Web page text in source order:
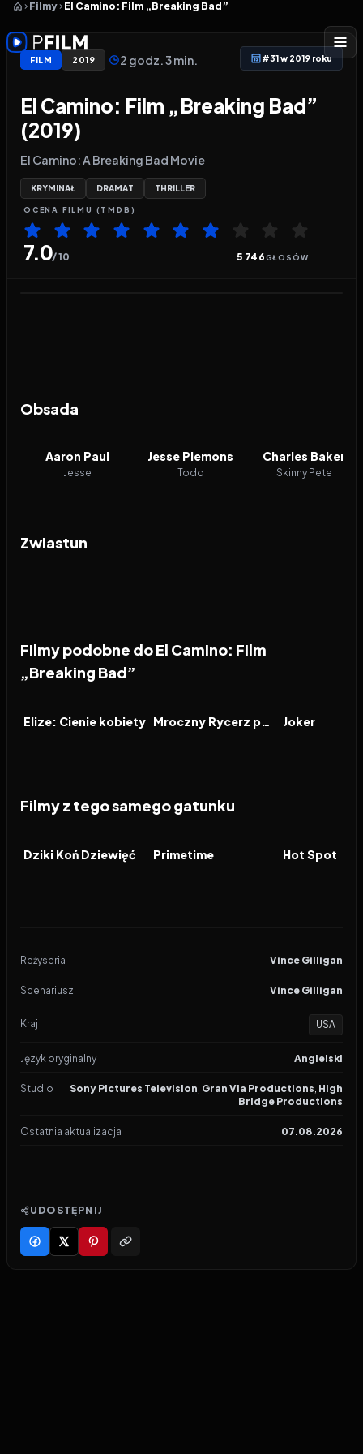
Filmy El Camino: Film „Breaking Bad”
FILM 2019 2 godz. 3 min. #31 w 2019 roku
El Camino: Film „Breaking Bad”
(2019)
El Camino: A Breaking Bad Movie
KRYMINAŁ DRAMAT THRILLER
OCENA FILMU (TMDB)
7.0/ 10 5 746GŁOSÓW
Obsada
Aaron Paul
Jesse
Jesse Plemons
Todd
Charles Baker
Skinny Pete
Zwiastun
Filmy podobne do El Camino: Film
„Breaking Bad”
FILM
Elize: Cienie kobiety FILM Mroczny Rycerz powstaje FILM
Joker
Filmy z tego samego gatunku
FILM
Dziki Koń Dziewięć FILM
Primetime FILM
Hot Spot
Reżyseria Vince Gilligan
Scenariusz Vince Gilligan
Kraj USA
Język oryginalny Angielski
Studio Sony Pictures Television, Gran Via Productions, High
Bridge Productions
Ostatnia aktualizacja 07.08.2026
UDOSTĘPNIJ